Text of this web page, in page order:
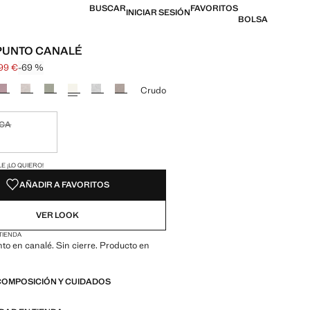
BUSCARINICIAR SESIÓNFAVORITOS
BOLSA
CANALÉ
[12,99 € ]
[3,99 € ]
€-69 %
color
Crudo
¡Lo quiero!
¡LO QUIERO!
AÑADIR A FAVORITOS
VER LOOK
en canalé. Sin cierre. Producto en
Y CUIDADOS